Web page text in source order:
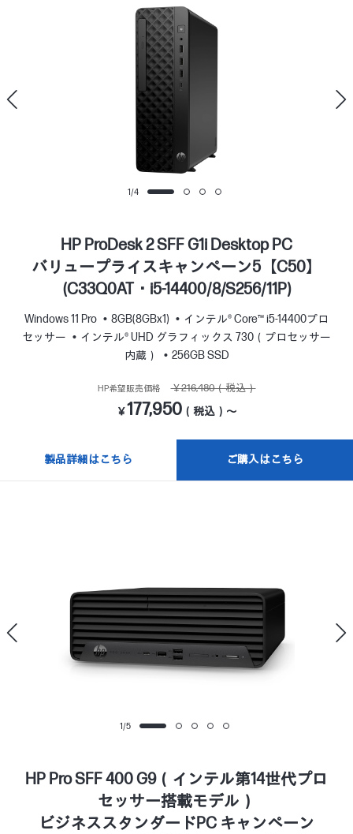
1/4
HP ProDesk 2 SFF G1i Desktop PC
バリュープライスキャンペーン5【C50】
(C33Q0AT・i5-14400/8/S256/11P)
Windows 11 Pro 8GB(8GBx1)
インテル® Core™ i5-14400プロ
セッサー
インテル® UHD グラフィックス 730（プロセッサー
内蔵）
256GB SSD
HP希望販売価格 ￥216,480（税込）
￥177,950 （税込）～
製品詳細はこちら ご購入はこちら
1/5
HP Pro SFF 400 G9（インテル第14世代プロ
セッサー搭載モデル）
ビジネススタンダードPC キャンペーン